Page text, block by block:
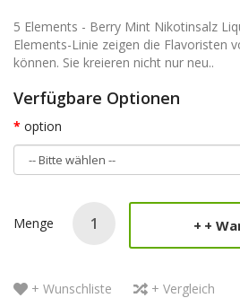
5 Elements - Berry Mint Nikotinsalz
Elements-Linie zeigen die Flavoristen
können. Sie kreieren nicht nur neu..
Verfügbare Optionen
option
Menge +
+ Wunschliste + Vergleich